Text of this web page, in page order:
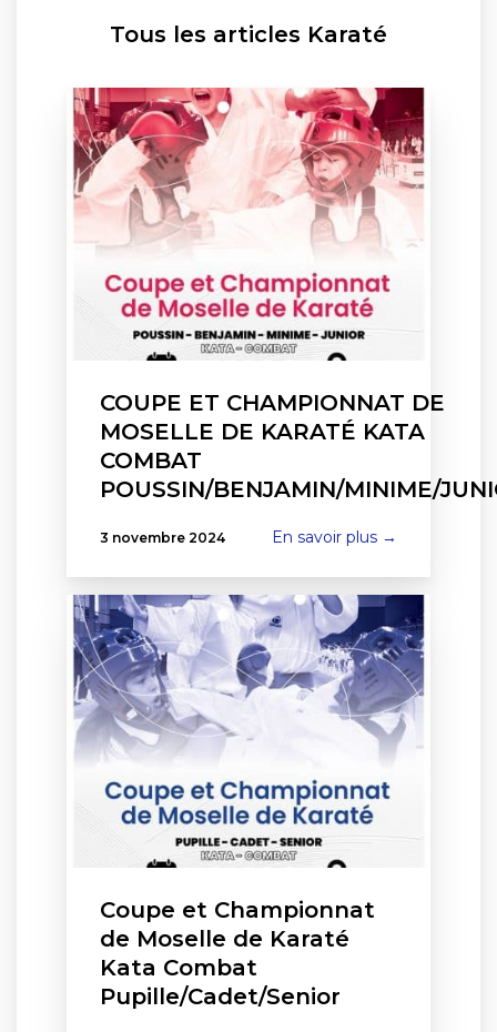
Tous les articles Karaté
COUPE ET CHAMPIONNAT DE
MOSELLE DE KARATÉ KATA
COMBAT
POUSSIN/BENJAMIN/MINIME/
3 novembre 2024 En savoir plus →
Coupe et Championnat
de Moselle de Karaté
Kata Combat
Pupille/Cadet/Senior